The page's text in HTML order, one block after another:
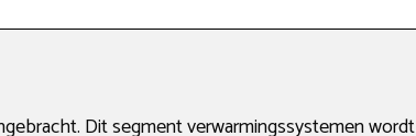
Dit segment verwarmingssystemen wordt